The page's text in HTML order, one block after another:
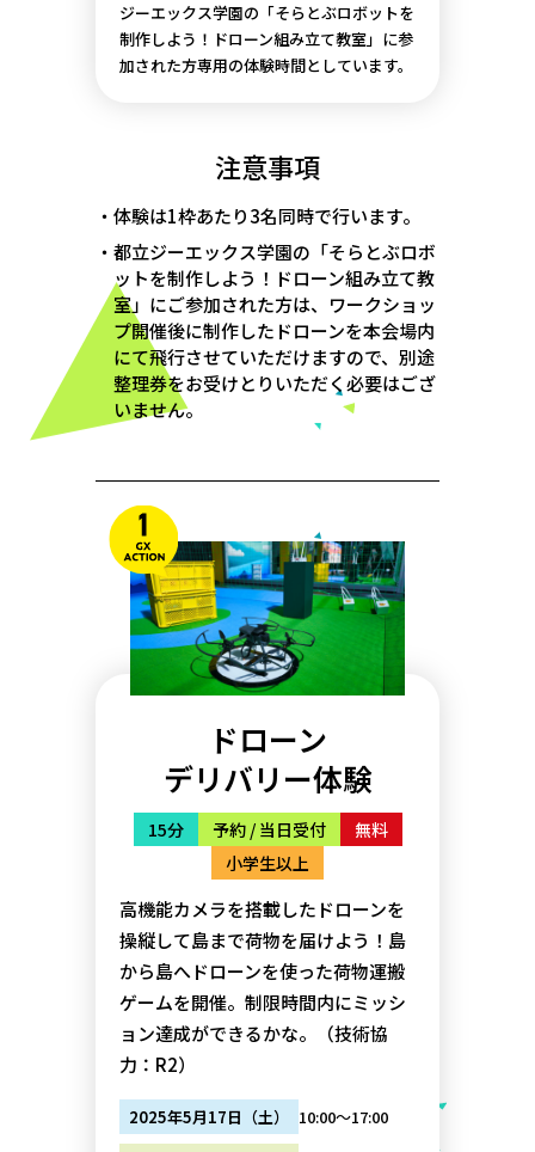
ジーエックス学園の「そらとぶロボットを
制作しよう！ドローン組み立て教室」に参
加された方専用の体験時間としています。
注意事項
・体験は1枠あたり3名同時で行います。
・都立ジーエックス学園の「そらとぶロボ
ットを制作しよう！ドローン組み立て教
室」にご参加された方は、ワークショッ
プ開催後に制作したドローンを本会場内
にて飛行させていただけますので、別途
整理券をお受けとりいただく必要はござ
いません。
ドローン
デリバリー体験
15分 予約 / 当日受付
無料
小学生以上
高機能カメラを搭載したドローンを
操縦して島まで荷物を届けよう！島
から島へドローンを使った荷物運搬
ゲームを開催。制限時間内にミッシ
ョン達成ができるかな。（技術協
力：R2）
2025年5月17日（土）
10:00～17:00